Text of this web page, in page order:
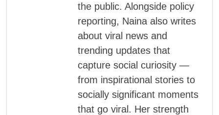
the public. Alongside policy
reporting, Naina also writes
about viral news and
trending updates that
capture social curiosity —
from inspirational stories to
socially significant moments
that go viral. Her strength